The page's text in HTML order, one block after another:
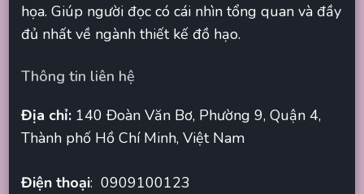
họa. Giúp người đọc có cái nhìn tổng quan và đầy
đủ nhất về ngành thiết kế đồ hạo.
Thông tin liên hệ
Địa chỉ: 140 Đoàn Văn Bơ, Phường 9, Quận 4,
Thành phố Hồ Chí Minh, Việt Nam
Điện thoại: 0909100123